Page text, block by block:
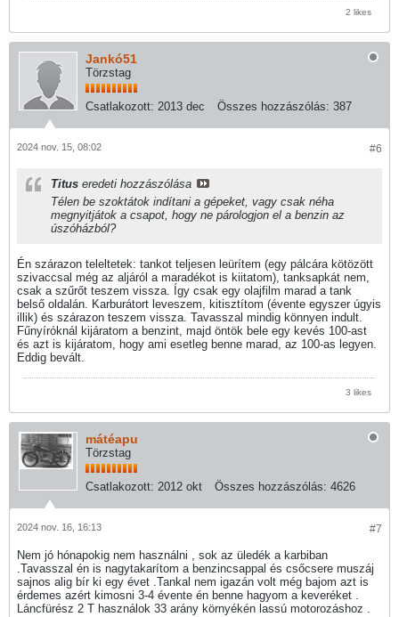
2 likes
Jankó51
Törzstag
Csatlakozott: 2013 dec Összes hozzászólás: 387
#6
2024 nov. 15, 08:02
Titus eredeti hozzászólása
Télen be szoktátok indítani a gépeket, vagy csak néha
megnyitjátok a csapot, hogy ne párologjon el a benzin az
úszóházból?
Én szárazon teleltetek: tankot teljesen leürítem (egy pálcára kötözött
szivaccsal még az aljáról a maradékot is kiitatom), tanksapkát nem,
csak a szűrőt teszem vissza. Így csak egy olajfilm marad a tank
belső oldalán. Karburátort leveszem, kitisztítom (évente egyszer úgyis
illik) és szárazon teszem vissza. Tavasszal mindig könnyen indult.
Fűnyíróknál kijáratom a benzint, majd öntök bele egy kevés 100-ast
és azt is kijáratom, hogy ami esetleg benne marad, az 100-as legyen.
Eddig bevált.
3 likes
mátéapu
Törzstag
Csatlakozott: 2012 okt Összes hozzászólás: 4626
#7
2024 nov. 16, 16:13
Nem jó hónapokig nem használni , sok az üledék a karbiban
.Tavasszal én is nagytakarítom a benzincsappal és csőcsere muszáj
sajnos alig bír ki egy évet .Tankal nem igazán volt még bajom azt is
érdemes azért kimosni 3-4 évente én benne hagyom a keveréket .
Láncfürész 2 T használok 33 arány környékén lassú motorozáshoz .